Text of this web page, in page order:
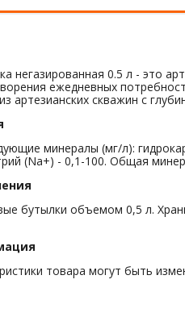
негазированная 0.5 л - это
ежедневных
артезианских скважин с
минералы (мг/л):
(Na+) - 0,1-100. Общая
бутылки объемом 0,5 л.
товара могут быть